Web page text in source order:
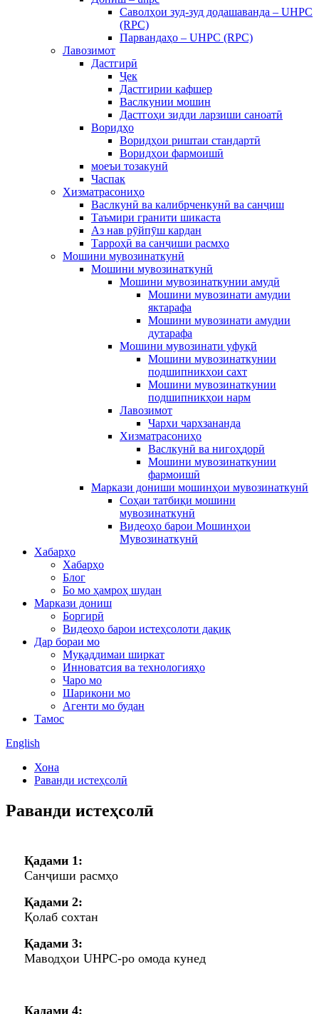
Саволҳои зуд-зуд додашаванда – UHPC
(RPC)
Парвандаҳо – UHPC (RPC)
Лавозимот
Дастгирӣ
Ҷек
Дастгирии кафшер
Васлкунии мошин
Дастгоҳи зидди ларзиши саноатӣ
Воридҳо
Воридҳои риштаи стандартӣ
Воридҳои фармоишӣ
моеъи тозакунӣ
Часпак
Хизматрасониҳо
Васлкунӣ ва калибрченкунӣ ва санҷиш
Таъмири гранити шикаста
Аз нав рӯйпӯш кардан
Тарроҳӣ ва санҷиши расмҳо
Мошини мувозинаткунӣ
Мошини мувозинаткунӣ
Мошини мувозинаткунии амудӣ
Мошини мувозинати амудии
яктарафа
Мошини мувозинати амудии
дутарафа
Мошини мувозинати уфуқӣ
Мошини мувозинаткунии
подшипникҳои сахт
Мошини мувозинаткунии
подшипникҳои нарм
Лавозимот
Чархи чархзананда
Хизматрасониҳо
Васлкунӣ ва нигоҳдорӣ
Мошини мувозинаткунии
фармоишӣ
Маркази дониши мошинҳои мувозинаткунӣ
Соҳаи татбиқи мошини
мувозинаткунӣ
Видеоҳо барои Мошинҳои
Мувозинаткунӣ
Хабарҳо
Хабарҳо
Блог
Бо мо ҳамроҳ шудан
Маркази дониш
Боргирӣ
Видеоҳо барои истеҳсолоти дақиқ
Дар бораи мо
Муқаддимаи ширкат
Инноватсия ва технологияҳо
Чаро мо
Шарикони мо
Агенти мо будан
Тамос
English
Хона
Раванди истеҳсолӣ
Раванди истеҳсолӣ
Қадами 1:
Санҷиши расмҳо
Қадами 2:
Қолаб сохтан
Қадами 3:
Маводҳои UHPC-ро омода кунед
Қадами 4: